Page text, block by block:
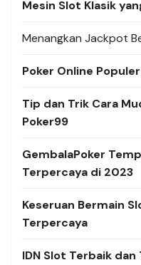
Mesin Slot Klasik
Menangkan Jackpot
Poker Online
Tip dan Trik Cara
Poker99
GembalaPoker
Terpercaya di 2023
Keseruan Bermain
Terpercaya
IDN Slot Terbaik